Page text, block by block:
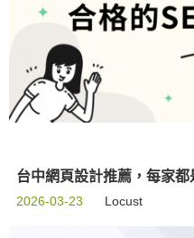
台中網頁設計推薦，每家
2026-03-23 Locust